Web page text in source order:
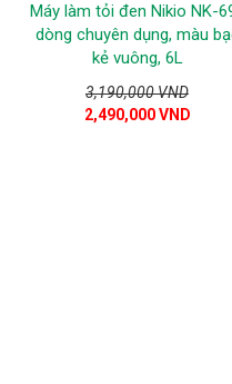
Máy làm tỏi đen Nikio NK-
dòng chuyên dụng, màu
kẻ vuông, 6L
3,190,000 VND
2,490,000 VND